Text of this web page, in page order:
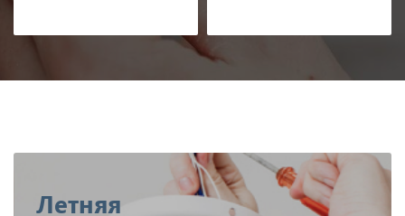
Летняя